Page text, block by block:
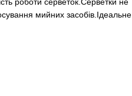
мийних засобів.Ідеальне